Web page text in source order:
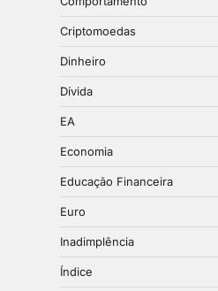
Criptomoedas
Dinheiro
Dívida
EA
Economia
Educação Financeira
Euro
Inadimplência
Índice